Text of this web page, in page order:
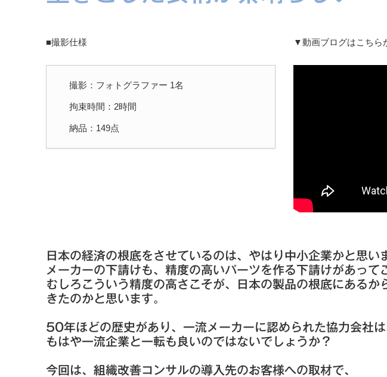
■撮影仕様
撮影：フォトグラファー 1名
拘束時間：2時間
納品：149点
▼動画ブログはこちら
日本の経済の根底をさせているのは、やはり中小企業かと思い
メーカーの下請けも、精度の高いパーツを作る下請けがあって
むしろこういう精度の高さこそが、日本の製品の根底にあるか
きたのかと思います。
50年ほどの歴史があり、一流メーカーに認められた協力会社は
もはや一流企業と一転も良いのではないでしょうか？
今回は、組織改善コンサルの導入先のお客様への取材で、